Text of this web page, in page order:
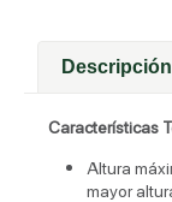
Descripción
Características
Altura
mayor